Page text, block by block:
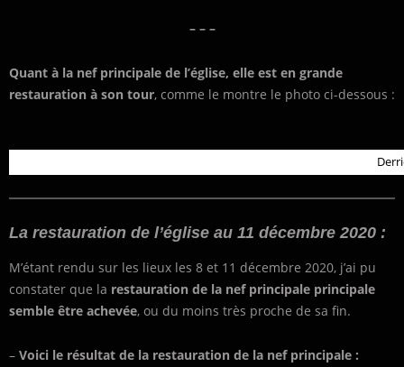
– – –
Quant à la nef principale de l’église, elle est en grande
restauration à son tour, comme le montre le photo ci-dessous :
La restauration de l’église au 11 décembre 2020 :
M’étant rendu sur les lieux les 8 et 11 décembre 2020, j’ai pu
constater que la restauration de la nef principale principale
semble être achevée, ou du moins très proche de sa fin.
– Voici le résultat de la restauration de la nef principale :